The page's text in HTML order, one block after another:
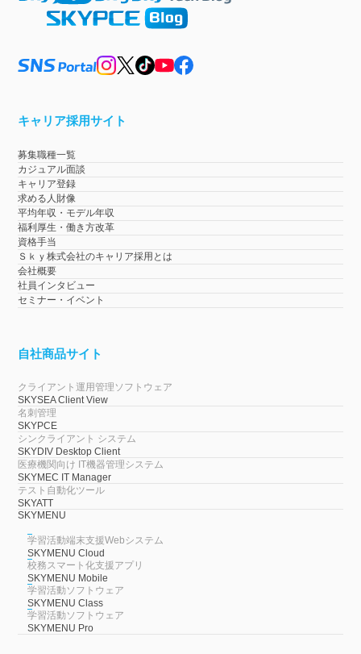
キャリア採用サイト
募集職種一覧
カジュアル面談
キャリア登録
求める人財像
平均年収・モデル年収
福利厚生・働き方改革
資格手当
Ｓｋｙ株式会社のキャリア採用とは
会社概要
社員インタビュー
セミナー・イベント
自社商品サイト
クライアント運用管理ソフトウェア
SKYSEA Client View
名刺管理
SKYPCE
シンクライアント システム
SKYDIV Desktop Client
医療機関向け IT機器管理システム
SKYMEC IT Manager
テスト自動化ツール
SKYATT
SKYMENU
学習活動端末支援Webシステム
SKYMENU Cloud
校務スマート化支援アプリ
SKYMENU Mobile
学習活動ソフトウェア
SKYMENU Class
学習活動ソフトウェア
SKYMENU Pro